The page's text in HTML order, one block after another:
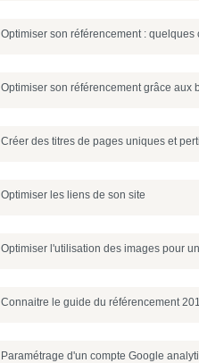
Optimiser son référencement : quelques
Optimiser son référencement grâce aux
Créer des titres de pages uniques et
Optimiser les liens de son site
Optimiser l'utilisation des images pour
Connaitre le guide du référencement
Paramétrage d'un compte Google